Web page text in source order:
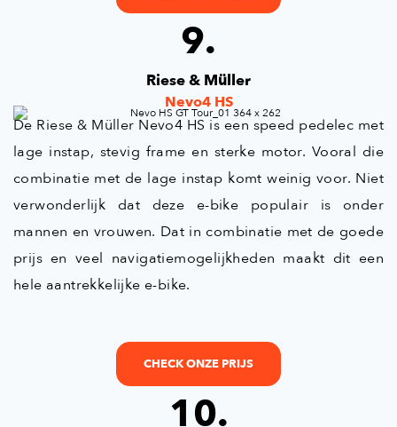
9.
Riese & Müller
Nevo4 HS
De Riese & Müller Nevo4 HS is een speed pedelec met
lage instap, stevig frame en sterke motor. Vooral die
combinatie met de lage instap komt weinig voor. Niet
verwonderlijk dat deze e-bike populair is onder
mannen en vrouwen. Dat in combinatie met de goede
prijs en veel navigatiemogelijkheden maakt dit een
hele aantrekkelijke e-bike.
CHECK ONZE PRIJS
10.